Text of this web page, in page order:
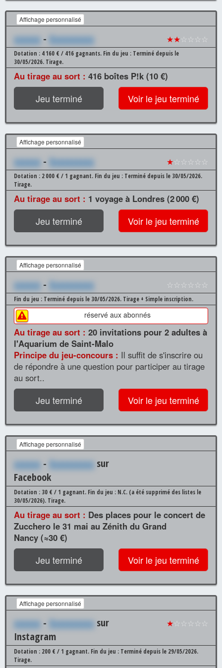
Affichage personnalisé
xxxxxx - Xxxxxxxxxx ★★☆☆☆☆
Dotation : 4 160 € / 416 gagnants. Fin du jeu : Terminé depuis le
30/05/2026. Tirage.
Au tirage au sort : 416 boîtes P!k (10 €)
Jeu terminé Voir le jeu terminé
Affichage personnalisé
xxxxxx - Xxxxxxxxxx ★☆☆☆☆☆
Dotation : 2 000 € / 1 gagnant. Fin du jeu : Terminé depuis le 30/05/2026.
Tirage.
Au tirage au sort : 1 voyage à Londres (2 000 €)
Jeu terminé Voir le jeu terminé
Affichage personnalisé
xxxxxx - Xxxxxxxxxx ☆☆☆☆☆☆
Fin du jeu : Terminé depuis le 30/05/2026. Tirage + Simple inscription.
réservé aux abonnés
Au tirage au sort : 20 invitations pour 2 adultes à
l'Aquarium de Saint-Malo
Principe du jeu-concours : Il suffit de s'inscrire ou
de répondre à une question pour participer au tirage
au sort..
Jeu terminé Voir le jeu terminé
Affichage personnalisé
xxxxxx - Xxxxxxxxxx sur
Facebook
Dotation : 30 € / 1 gagnant. Fin du jeu : N.C. (a été supprimé des listes le
30/05/2026). Tirage.
Au tirage au sort : Des places pour le concert de
Zucchero le 31 mai au Zénith du Grand
Nancy (≈30 €)
Jeu terminé Voir le jeu terminé
Affichage personnalisé
xxxxxx - Xxxxxxxxxx sur
Instagram
★☆☆☆☆☆
Dotation : 200 € / 1 gagnant. Fin du jeu : Terminé depuis le 29/05/2026.
Tirage.